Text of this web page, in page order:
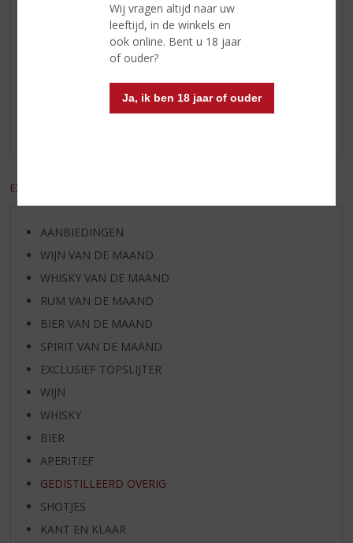
Wij vragen altijd naar uw
leeftijd, in de winkels en
ook online. Bent u 18 jaar
of ouder?
Ja, ik ben 18 jaar of ouder
Corenwijn
Reviews
Schrijf een review
EXCL. BTW
AANBIEDINGEN
WIJN VAN DE MAAND
WHISKY VAN DE MAAND
RUM VAN DE MAAND
BIER VAN DE MAAND
SPIRIT VAN DE MAAND
EXCLUSIEF TOPSLIJTER
WIJN
WHISKY
BIER
APERITIEF
GEDISTILLEERD OVERIG
SHOTJES
KANT EN KLAAR